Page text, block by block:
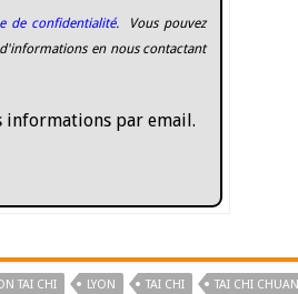
de confidentialité.
Vous pouvez
en nous contactant
informations par email.
TAI CHI LYON TAI CHI
TAI CHI CHUAN